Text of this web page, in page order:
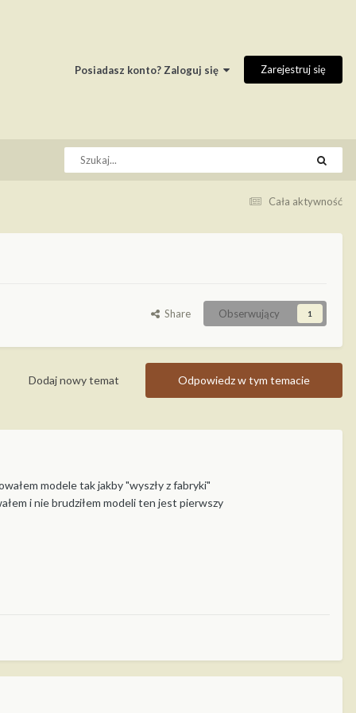
Posiadasz konto? Zaloguj się Zarejestruj się
Cała aktywność
Share Obserwujący 1
Odpowiedz w tym temacie
Dodaj nowy temat
modele tak jakby "wyszły z fabryki"
i nie brudziłem modeli ten jest pierwszy